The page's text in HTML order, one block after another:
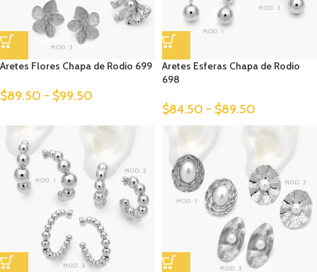
Aretes Flores Chapa de Rodio 699
$89.50 - $99.50
Aretes Esferas Chapa de Rodio
698
$84.50 - $89.50